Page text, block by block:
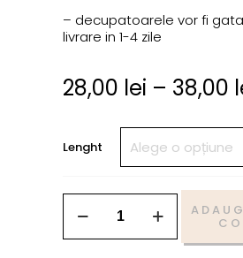
– decupatoarele vor fi
livrare in 1-4 zile
28,00 lei – 38,00
Lenght